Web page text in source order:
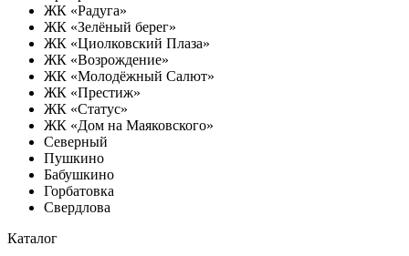
ЖК «Радуга»
ЖК «Зелёный берег»
ЖК «Циолковский Плаза»
ЖК «Возрождение»
ЖК «Молодёжный Салют»
ЖК «Престиж»
ЖК «Статус»
ЖК «Дом на Маяковского»
Северный
Пушкино
Бабушкино
Горбатовка
Свердлова
Каталог